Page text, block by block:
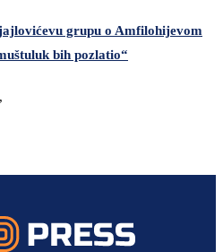
grupu o Amfilohijevom
bih pozlatio“